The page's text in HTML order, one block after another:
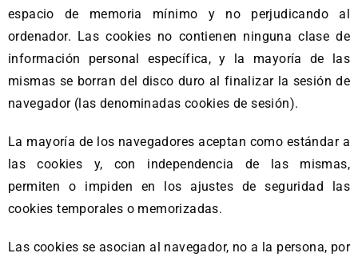
espacio de memoria mínimo y no perjudicando al
ordenador. Las cookies no contienen ninguna clase de
información personal específica, y la mayoría de las
mismas se borran del disco duro al finalizar la sesión de
navegador (las denominadas cookies de sesión).
La mayoría de los navegadores aceptan como estándar a
las cookies y, con independencia de las mismas,
permiten o impiden en los ajustes de seguridad las
cookies temporales o memorizadas.
Las cookies se asocian al navegador, no a la persona, por